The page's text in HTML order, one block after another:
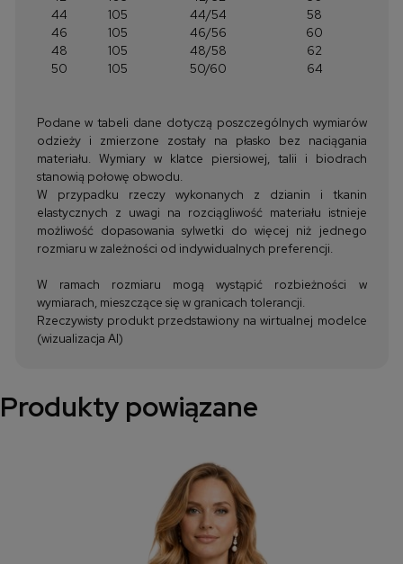
44
105 44/54
58
46
105 46/56
60
48
105 48/58
62
50
105 50/60 64
Podane w tabeli dane dotyczą poszczególnych wymiarów
odzieży i zmierzone zostały na płasko bez naciągania
materiału. Wymiary w klatce piersiowej, talii i biodrach
stanowią połowę obwodu.
W przypadku rzeczy wykonanych z dzianin i tkanin
elastycznych z uwagi na rozciągliwość materiału istnieje
możliwość dopasowania sylwetki do więcej niż jednego
rozmiaru w zależności od indywidualnych preferencji.
W ramach rozmiaru mogą wystąpić rozbieżności w
wymiarach, mieszczące się w granicach tolerancji.
Rzeczywisty produkt przedstawiony na wirtualnej modelce
(wizualizacja AI)
Produkty powiązane